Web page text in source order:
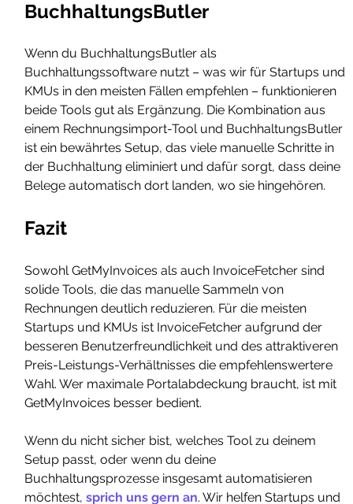
BuchhaltungsButler
Wenn du BuchhaltungsButler als
Buchhaltungssoftware nutzt – was wir für Startups und
KMUs in den meisten Fällen empfehlen – funktionieren
beide Tools gut als Ergänzung. Die Kombination aus
einem Rechnungsimport-Tool und BuchhaltungsButler
ist ein bewährtes Setup, das viele manuelle Schritte in
der Buchhaltung eliminiert und dafür sorgt, dass deine
Belege automatisch dort landen, wo sie hingehören.
Fazit
Sowohl GetMyInvoices als auch InvoiceFetcher sind
solide Tools, die das manuelle Sammeln von
Rechnungen deutlich reduzieren. Für die meisten
Startups und KMUs ist InvoiceFetcher aufgrund der
besseren Benutzerfreundlichkeit und des attraktiveren
Preis-Leistungs-Verhältnisses die empfehlenswertere
Wahl. Wer maximale Portalabdeckung braucht, ist mit
GetMyInvoices besser bedient.
Wenn du nicht sicher bist, welches Tool zu deinem
Setup passt, oder wenn du deine
Buchhaltungsprozesse insgesamt automatisieren
möchtest, sprich uns gern an. Wir helfen Startups und